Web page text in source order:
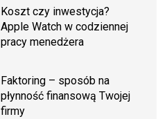
Koszt czy inwestycja?
Apple Watch w codziennej
pracy menedżera
Faktoring – sposób na
płynność finansową Twojej
firmy